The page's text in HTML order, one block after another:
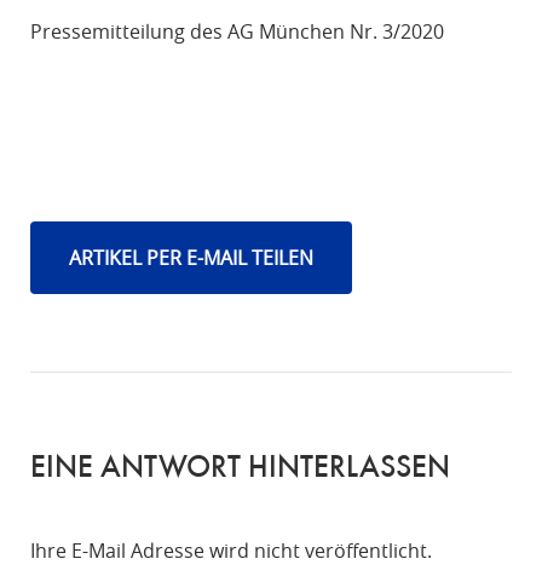
Pressemitteilung des AG München Nr. 3/2020
ARTIKEL PER E-MAIL TEILEN
EINE ANTWORT HINTERLASSEN
Ihre E-Mail Adresse wird nicht veröffentlicht.